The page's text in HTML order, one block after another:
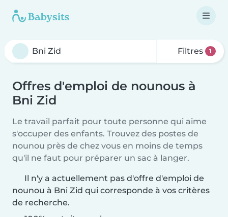
Filtres 1
Offres d'emploi de nounous à
Bni Zid
Le travail parfait pour toute personne qui aime
s'occuper des enfants. Trouvez des postes de
nounou près de chez vous en moins de temps
qu'il ne faut pour préparer un sac à langer.
Il n'y a actuellement pas d'offre d'emploi de
nounou à Bni Zid qui corresponde à vos critères
de recherche.